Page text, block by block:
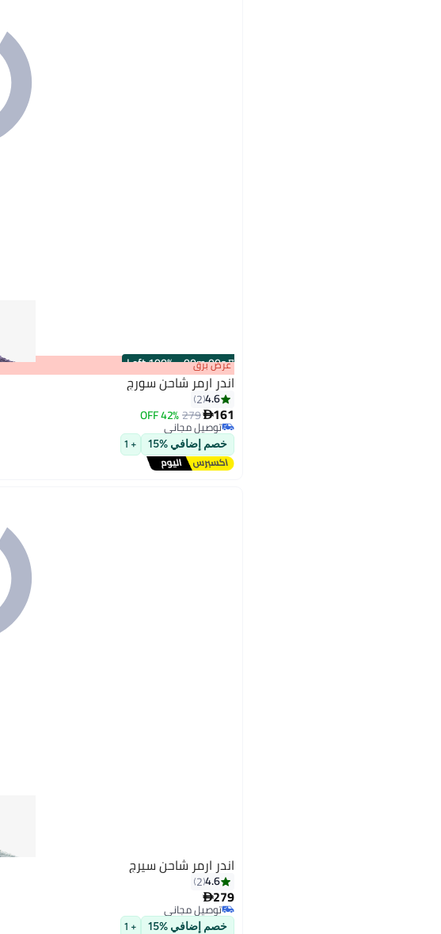
00m:00s
·
100% Left عرض برق
اندر ارمر شاحن سورج
4.6
2
161
279
42% OFF
توصيل مجاني
توصيل مجاني
خصم إضافي %15 + 1
2
اندر ارمر شاحن سيرج
4.6
2
279
توصيل مجاني
توصيل مجاني
خصم إضافي %15 + 1